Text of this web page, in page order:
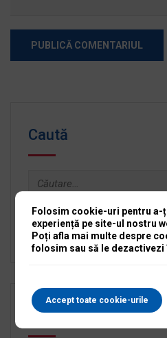
Caută
Caută
Categorii
Folosim cookie-uri pentru a-
experiență pe site-ul nostru
Poți afla mai multe despre
folosim sau să le dezactivezi
Accept toate cookie-urile